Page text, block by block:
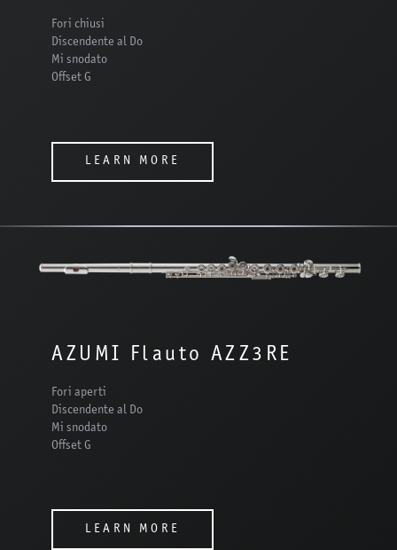
Fori chiusi
Discendente al Do
Mi snodato
Offset G
LEARN MORE
AZUMI Flauto AZZ3RE
Fori aperti
Discendente al Do
Mi snodato
Offset G
LEARN MORE